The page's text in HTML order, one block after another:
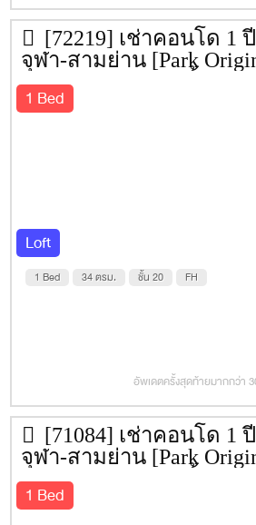
[72219] เช่าคอนโด 1
จุฬา-สามย่าน [Park
Samyan] 34 ตรม. ชั้น 20
1 Bed
Loft
1 Bed 34 ตรม. ชั้น 20 FH
อัพเดตครั้งสุดท้ายมากกว่า
[71084] เช่าคอนโด 1
จุฬา-สามย่าน [Park
Samyan] 34 ตรม. ชั้น 20
1 Bed